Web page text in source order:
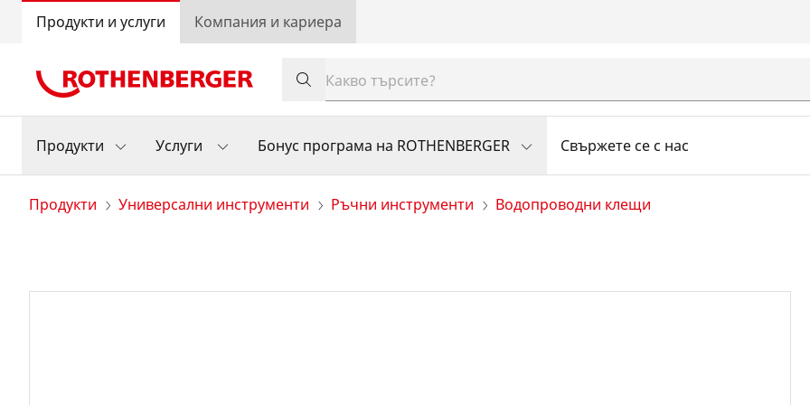
Продукти и услуги Компания и кариера
Продукти Услуги Бонус програма на ROTHENBERGER Свържете се с нас
Продукти Универсални инструменти Ръчни инструменти Водопроводни клещи